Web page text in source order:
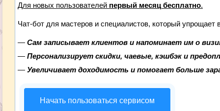
Для новых пользователей первый месяц бесплатно.
Чат-бот для мастеров и специалистов, который упрощает
— Сам записывает клиентов и напоминает им о
— Персонализирует скидки, чаевые, кэшбэк и
— Увеличивает доходимость и помогает больше
Начать пользоваться сервисом